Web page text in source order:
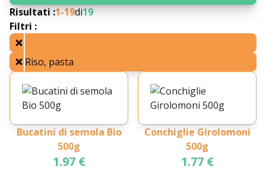
Risultati :1-19di19
Filtri :
Riso, pasta
Bucatini di semola Bio
500g
1.97 €
Conchiglie Girolomoni
500g
1.77 €